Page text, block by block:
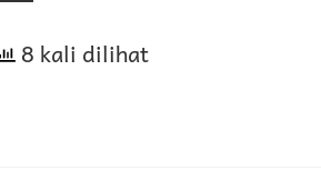
yang
8 kali dilihat